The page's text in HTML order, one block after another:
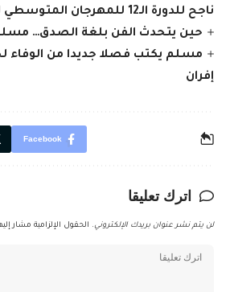
ناجح للدورة الـ12 للمهرجان المتوسطي للناظور
حين يتحدث الفن بلغة الصدق… مسلم
مسلم يكتب فصلا جديدا من الوفاء
إفران
Facebook
اترك تعليقا
لن يتم نشر عنوان بريدك الإلكتروني. الحقول الإلزامية مشار